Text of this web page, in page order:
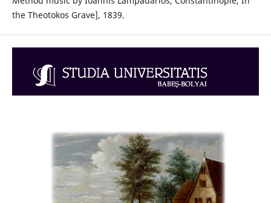
the Theotokos Grave], 1839.